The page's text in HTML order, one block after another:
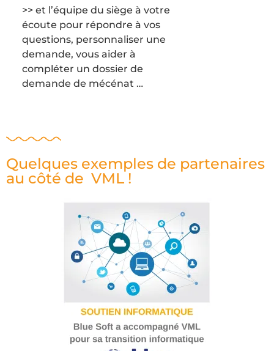
>> et l’équipe du siège à votre
écoute pour répondre à vos
questions, personnaliser une
demande, vous aider à
compléter un dossier de
demande de mécénat …
Quelques exemples de partenaires
au côté de VML !